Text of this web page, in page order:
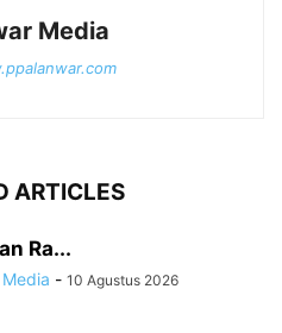
Media
ARTICLES
Ra...
- 10 Agustus 2026